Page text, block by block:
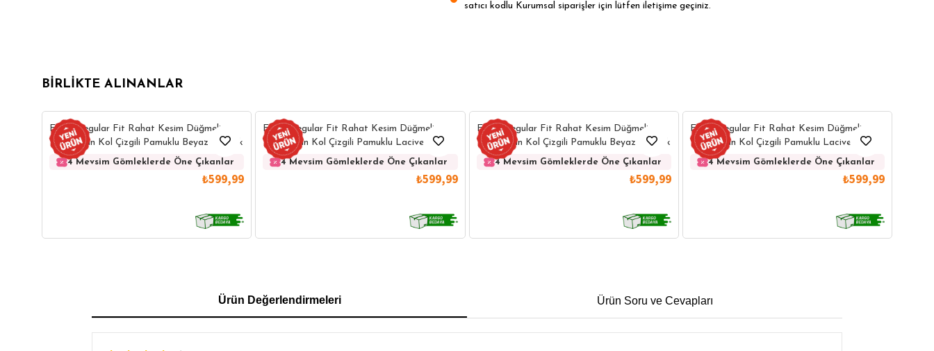
satıcı kodlu Kurumsal siparişler için lütfen iletişime geçiniz.
BIRLIKTE ALINANLAR
Erkek Regular Fit Rahat Kesim Düğmeli
Yaka Uzun Kol Çizgili Pamuklu Beyaz Gömlek
4 Mevsim Gömleklerde Öne Çıkanlar
₺599,99
Erkek Regular Fit Rahat Kesim Düğmeli
Yaka Uzun Kol Çizgili Pamuklu Lacivert
Gömlek
4 Mevsim Gömleklerde Öne Çıkanlar
₺599,99
Erkek Regular Fit Rahat Kesim Düğmeli
Yaka Uzun Kol Çizgili Pamuklu Beyaz Gömlek
4 Mevsim Gömleklerde Öne Çıkanlar
₺599,99
Erkek Regular Fit Rahat Kesim Düğmeli
Yaka Uzun Kol Çizgili Pamuklu Lacivert
Gömlek
4 Mevsim Gömleklerde Öne Çıkanlar
₺599,99
Ürün Değerlendirmeleri Ürün Soru ve Cevapları